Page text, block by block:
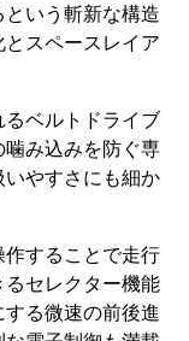
いう斬新な構造
スペースレイア
ベルトドライブ
み込みを防ぐ専
やすさにも細か
することで走行
セレクター機能
る微速の前後進